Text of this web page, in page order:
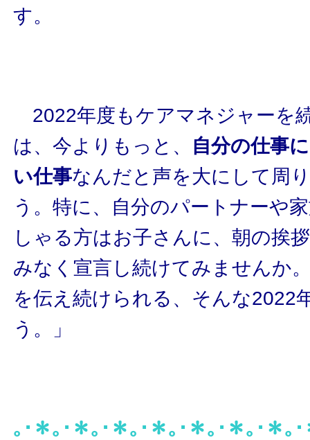
す。
2022年度もケアマネジャーを
は、今よりもっと、 自分の仕事
い仕事なんだと声を大にして周
う。特に、自分のパートナーや
しゃる方はお子さんに、朝の挨
みなく宣言し続けてみませんか
を伝え続けられる、そんな2022
う。」
｡･＊｡･＊｡･＊｡･＊｡･＊｡･＊｡･＊｡